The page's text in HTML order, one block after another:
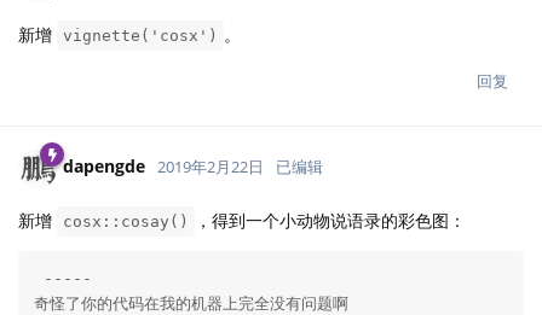
新增 vignette('cosx') 。
回复
dapengde 2019年2月22日 已编辑
新增 cosx::cosay() ，得到一个小动物说语录的彩色图：
-----
奇怪了你的代码在我的机器上完全没有问题啊